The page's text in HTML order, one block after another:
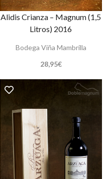
Alidis Crianza – Magnum (1,5
Litros) 2016
Bodega Viña Mambrilla
28,95€